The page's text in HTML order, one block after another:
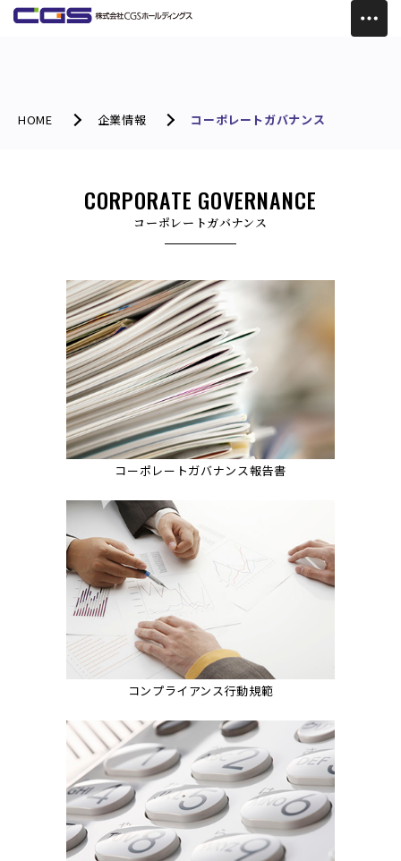
HOME 企業情報 コーポレートガバナンス
CORPORATE GOVERNANCE
コーポレートガバナンス
コーポレートガバナンス報告書
コンプライアンス行動規範